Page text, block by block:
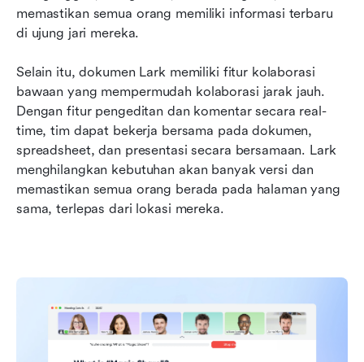
memastikan semua orang memiliki informasi terbaru
di ujung jari mereka.
Selain itu, dokumen Lark memiliki fitur kolaborasi
bawaan yang mempermudah kolaborasi jarak jauh.
Dengan fitur pengeditan dan komentar secara real-
time, tim dapat bekerja bersama pada dokumen,
spreadsheet, dan presentasi secara bersamaan. Lark
menghilangkan kebutuhan akan banyak versi dan
memastikan semua orang berada pada halaman yang
sama, terlepas dari lokasi mereka.